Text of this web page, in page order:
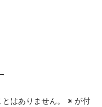
はありません。 ※ が付